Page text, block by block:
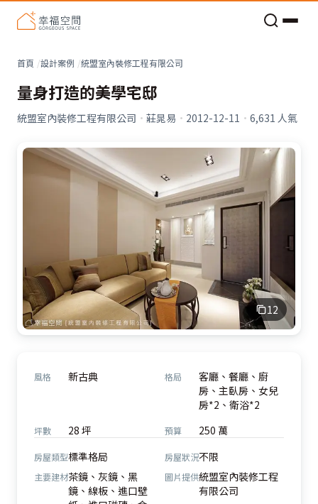
首頁 設計案例 統盟室內裝修工程有限公司
量身打造的美學宅邸
統盟室內裝修工程有限公司 · 莊晁易 · 2012-12-11 · 6,631 人氣
12
風格 新古典 格局
客廳、餐廳、廚
房、主臥房、女兒
房*2、衛浴*2
坪數 28 坪 預算 250 萬
房屋類型標準格局 房屋狀況不限
主要建材茶鏡、灰鏡、黑
鏡、線板、進口壁
圖片提供統盟室內裝修工程
有限公司